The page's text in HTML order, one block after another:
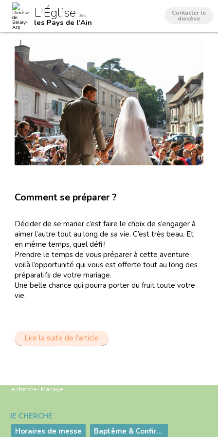
contenu.
navigation
Outils
personnels
L'Église dans
les Pays de l'Ain
Contacter le
diocèse
Comment se préparer ?
Décider de se marier c’est faire le choix de s’engager à
aimer l’autre tout au long de sa vie. C’est très beau. Et
en même temps, quel défi !
Prendre le temps de vous préparer à cette aventure :
voilà l’opportunité qui vous est offerte tout au long des
préparatifs de votre mariage.
Une belle chance qui pourra porter du fruit toute votre
vie.
Lire la suite de l'article
Je cherche › Mariage
Navigation
JE CHERCHE
Horaires de messe
Baptême & Confirmation